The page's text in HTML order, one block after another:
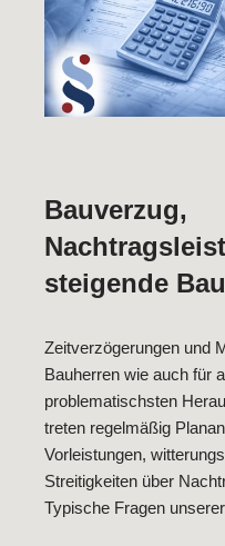
Bauverzug,
steigende
Zeitverzögerungen und
Bauherren wie auch für
problematischsten
treten regelmäßig
Vorleistungen,
Streitigkeiten über
Typische Fragen